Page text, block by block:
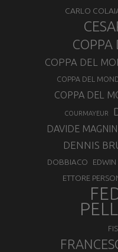
CARLO
COPPA
COPPA DEL
COPPA DEL
COPPA DEL
COURMAYEUR
DAVIDE
DENNIS
DOBBIACO EDWIN
ETTORE